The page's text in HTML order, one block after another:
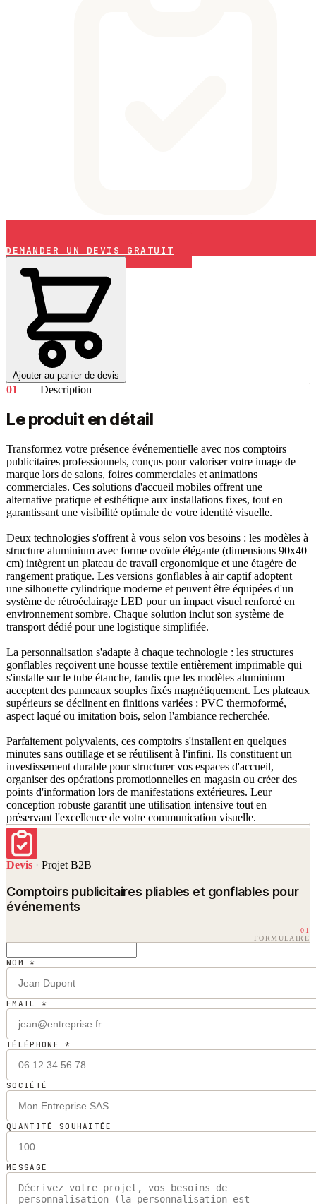
DEMANDER UN DEVIS GRATUIT
Ajouter au panier de devis
01 Description
Le produit en détail
Transformez votre présence événementielle avec nos comptoirs
publicitaires professionnels, conçus pour valoriser votre image de
marque lors de salons, foires commerciales et animations
commerciales. Ces solutions d'accueil mobiles offrent une
alternative pratique et esthétique aux installations fixes, tout en
garantissant une visibilité optimale de votre identité visuelle.
Deux technologies s'offrent à vous selon vos besoins : les modèles à
structure aluminium avec forme ovoïde élégante (dimensions 90x40
cm) intègrent un plateau de travail ergonomique et une étagère de
rangement pratique. Les versions gonflables à air captif adoptent
une silhouette cylindrique moderne et peuvent être équipées d'un
système de rétroéclairage LED pour un impact visuel renforcé en
environnement sombre. Chaque solution inclut son système de
transport dédié pour une logistique simplifiée.
La personnalisation s'adapte à chaque technologie : les structures
gonflables reçoivent une housse textile entièrement imprimable qui
s'installe sur le tube étanche, tandis que les modèles aluminium
acceptent des panneaux souples fixés magnétiquement. Les plateaux
supérieurs se déclinent en finitions variées : PVC thermoformé,
aspect laqué ou imitation bois, selon l'ambiance recherchée.
Parfaitement polyvalents, ces comptoirs s'installent en quelques
minutes sans outillage et se réutilisent à l'infini. Ils constituent un
investissement durable pour structurer vos espaces d'accueil,
organiser des opérations promotionnelles en magasin ou créer des
points d'information lors de manifestations extérieures. Leur
conception robuste garantit une utilisation intensive tout en
préservant l'excellence de votre communication visuelle.
Devis · Projet B2B
Comptoirs publicitaires pliables et gonflables pour
événements
01
FORMULAIRE
NOM *
EMAIL *
TÉLÉPHONE *
SOCIÉTÉ
QUANTITÉ SOUHAITÉE
MESSAGE